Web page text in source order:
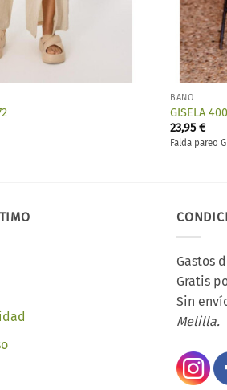
BAÑO
GISELA
23,95€
Falda pareo
Gastos
Gratis
Sin
Melilla.